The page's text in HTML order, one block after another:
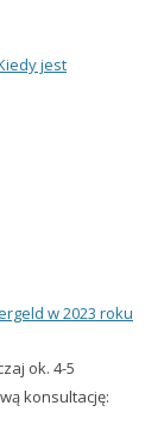
jest
w 2023 roku
ok. 4-5
konsultację: